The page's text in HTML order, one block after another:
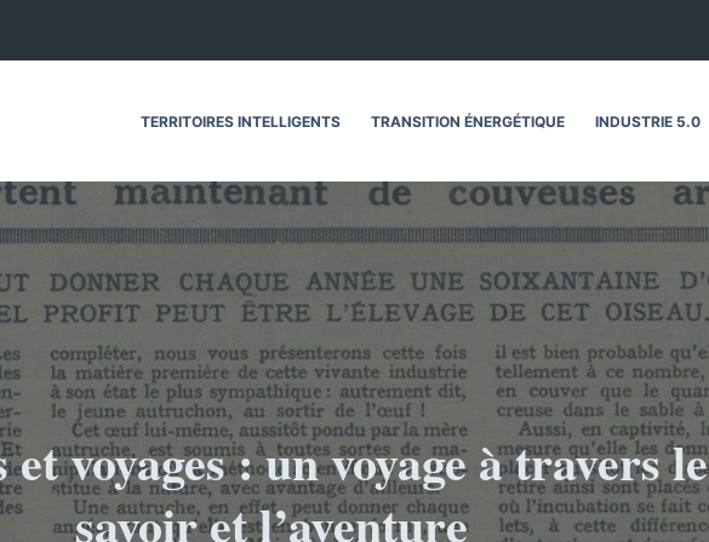
TERRITOIRES INTELLIGENTS TRANSITION ÉNERGÉTIQUE INDUSTRIE 5.0
et voyages : un voyage à travers le
savoir et l’aventure